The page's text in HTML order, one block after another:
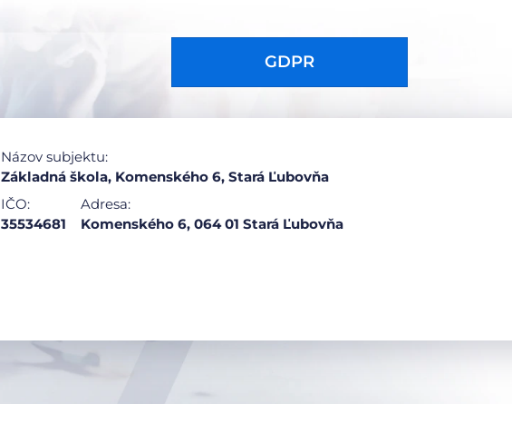
GDPR
Názov subjektu:
Základná škola, Komenského 6, Stará Ľubovňa
IČO:
35534681
Adresa:
Komenského 6, 064 01 Stará Ľubovňa